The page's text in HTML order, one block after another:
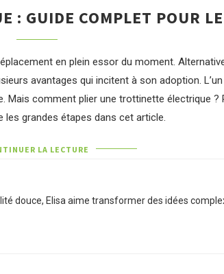
: GUIDE COMPLET POUR
en plein essor du moment.
avantages qui incitent à son adoption.
Mais comment plier une trottinette électrique ?
les grandes étapes dans cet article.
LA LECTURE
douce, Elisa aime transformer des idées